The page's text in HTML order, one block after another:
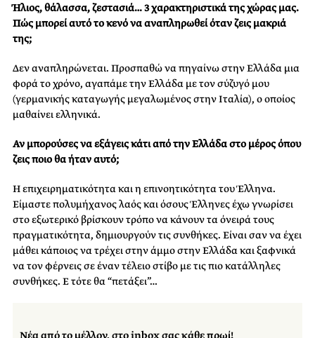
Ήλιος, θάλασσα,ζεστασιά…3 χαρακτηριστικά της χώρας μας.
Πώς μπορεί αυτό το κενό να αναπληρωθεί όταν ζεις μακριά
της;
​Δεναναπληρώνεται. ​Προσπαθώνα πηγαίνω στην Ελλάδα μια
φορά το χρόνο, ​αγαπάμετην Ελλάδα με τον σύζυγό μου
(γερμανικής καταγωγής μεγαλωμένος στην Ιταλία)​, ​οοποίος
μαθαίνει ελληνικά​.​
Αν μπορούσες να εξάγεις κάτι από την Ελλάδα στο μέρος όπου
ζεις ποιο θα ήταν αυτό;
​Η​ε​πιχειρηματικότητα​καιη​ επινοητικότητα​του Έλληνα.
Είμαστε πολυμήχανος λαός και όσους Έλληνες έχω γνωρίσει
στο εξωτερικό βρίσκουν τρόπο να κάνουν τα όνειρά τους
πραγματικότητα, δημιουργούν τις συνθήκες. Είναι σαν να έχει
μάθει κάποιος να τρέχει στην άμμο στην Ελλάδα και ξαφνικά
να τον φέρνεις σε έναν τέλειο στίβο με τις πιο κατάλληλες
συνθήκες. Ε τότε θα “πετάξει”… ​